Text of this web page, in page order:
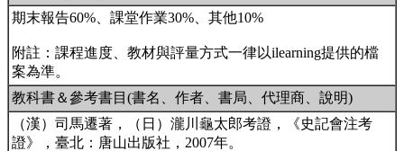
期末報告60%、課堂作業30%、其他10%
附註：課程進度、教材與評量方式一律以ilearning提供的檔
案為準。
教科書＆參考書目(書名、作者、書局、代理商、說明)
（漢）司馬遷著，（日）瀧川龜太郎考證，《史記會注考
證》，臺北：唐山出版社，2007年。